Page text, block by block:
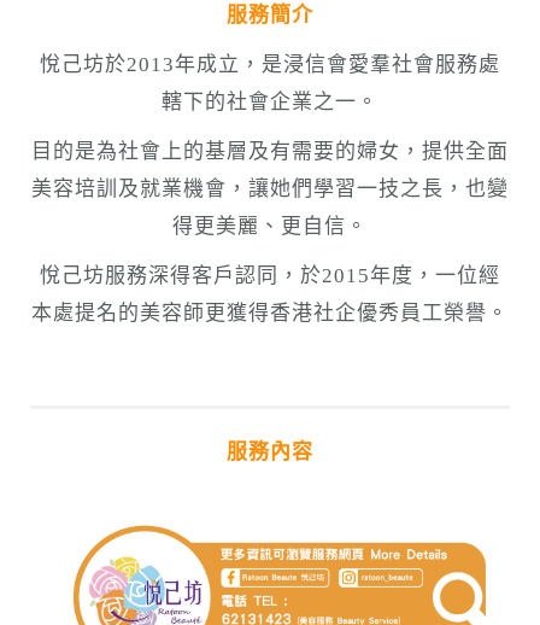
服務簡介
悅己坊於2013年成立，是浸信會愛羣社會服務處
轄下的社會企業之一。
目的是為社會上的基層及有需要的婦女，提供全面
美容培訓及就業機會，讓她們學習一技之長，也變
得更美麗、更自信。
悅己坊服務深得客戶認同，於2015年度，一位經
本處提名的美容師更獲得香港社企優秀員工榮譽。
服務內容